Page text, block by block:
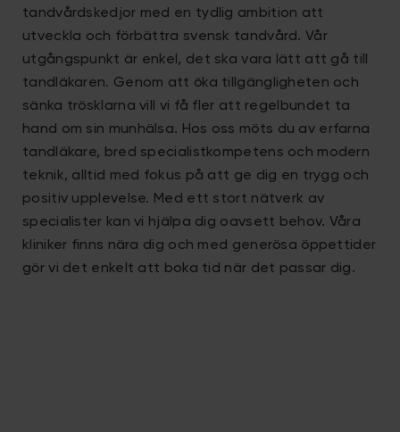
tandvårdskedjor med en tydlig ambition att
utveckla och förbättra svensk tandvård. Vår
utgångspunkt är enkel, det ska vara lätt att gå till
tandläkaren. Genom att öka tillgängligheten och
sänka trösklarna vill vi få fler att regelbundet ta
hand om sin munhälsa. Hos oss möts du av erfarna
tandläkare, bred specialistkompetens och modern
teknik, alltid med fokus på att ge dig en trygg och
positiv upplevelse. Med ett stort nätverk av
specialister kan vi hjälpa dig oavsett behov. Våra
kliniker finns nära dig och med generösa öppettider
gör vi det enkelt att boka tid när det passar dig.